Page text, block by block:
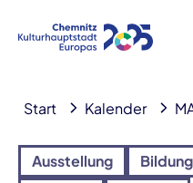
Start Kalender
Ausstellung Bildung